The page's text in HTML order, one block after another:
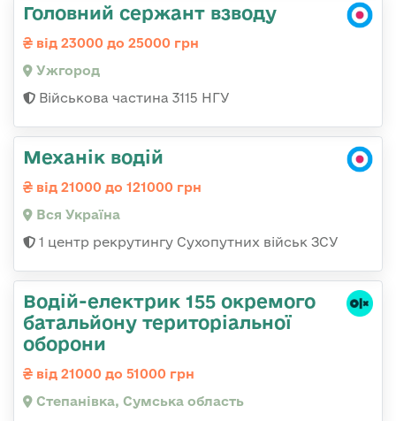
Головний сержант взводу
від 23000 до 25000 грн
Ужгород
Військова частина 3115 НГУ
Механік водій
від 21000 до 121000 грн
Вся Україна
1 центр рекрутингу Сухопутних військ ЗСУ
Водій-електрик 155 окремого
батальйону територіальної
оборони
від 21000 до 51000 грн
Степанівка, Сумська область